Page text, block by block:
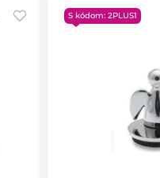
S kódom: 2PLUS1